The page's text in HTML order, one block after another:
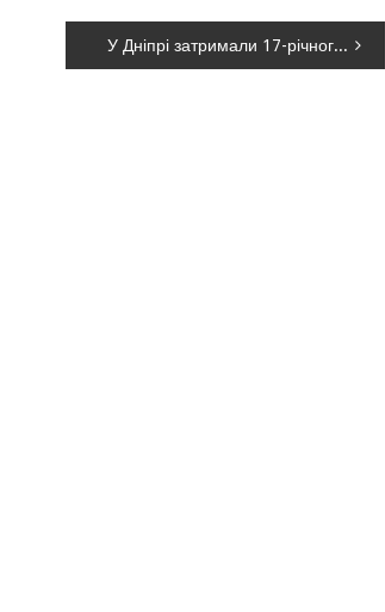
У Дніпрі затримали 17-річного керманича без посвідчення водія